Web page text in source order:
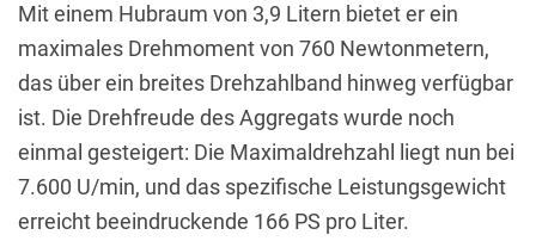
Mit einem Hubraum von 3,9 Litern bietet er ein
maximales Drehmoment von 760 Newtonmetern,
das über ein breites Drehzahlband hinweg verfügbar
ist. Die Drehfreude des Aggregats wurde noch
einmal gesteigert: Die Maximaldrehzahl liegt nun bei
7.600 U/min, und das spezifische Leistungsgewicht
erreicht beeindruckende 166 PS pro Liter.